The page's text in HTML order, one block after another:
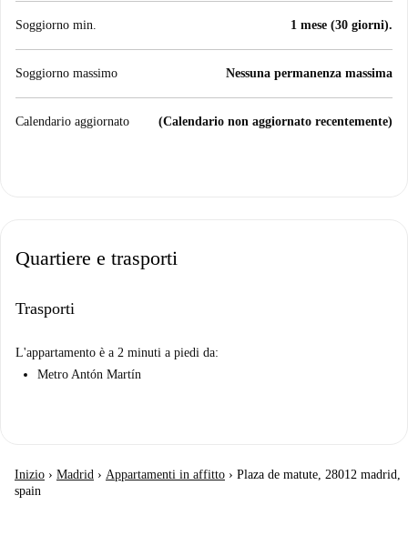
Soggiorno min. 1 mese (30 giorni).
Soggiorno massimo Nessuna permanenza massima
Calendario aggiornato (Calendario non aggiornato recentemente)
Quartiere e trasporti
Trasporti
L'appartamento è a 2 minuti a piedi da:
Metro Antón Martín
Inizio › Madrid › Appartamenti in affitto › Plaza de matute, 28012 madrid,
spain